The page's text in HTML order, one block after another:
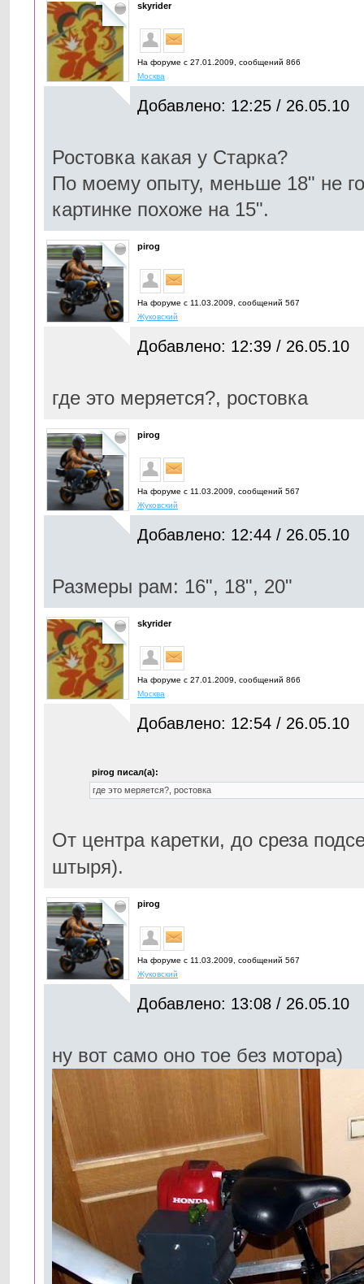
skyrider
На форуме с 27.01.2009, cообщений 866
Москва
Добавлено: 12:25 / 26.05.10
Ростовка какая у Старка?
По моему опыту, меньше 18" не
картинке похоже на 15".
pirog
На форуме с 11.03.2009, cообщений 567
Жуковский
Добавлено: 12:39 / 26.05.10
где это меряется?, ростовка
pirog
На форуме с 11.03.2009, cообщений 567
Жуковский
Добавлено: 12:44 / 26.05.10
Размеры рам: 16", 18", 20"
skyrider
На форуме с 27.01.2009, cообщений 866
Москва
Добавлено: 12:54 / 26.05.10
pirog писал(а):
где это меряется?, ростовка
От центра каретки, до среза
штыря).
pirog
На форуме с 11.03.2009, cообщений 567
Жуковский
Добавлено: 13:08 / 26.05.10
ну вот само оно тое без мотора)